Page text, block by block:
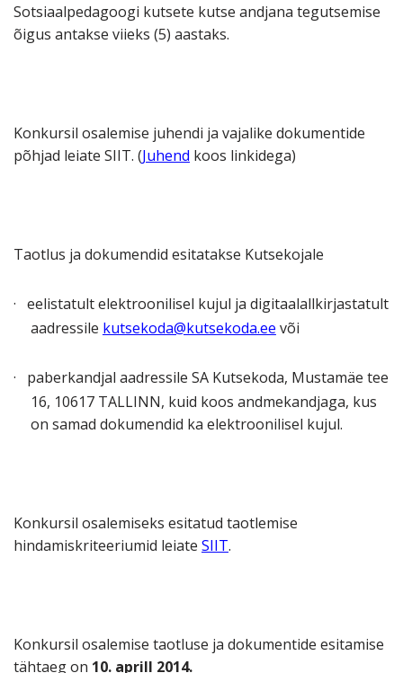
Sotsiaalpedagoogi kutsete kutse andjana tegutsemise
õigus antakse viieks (5) aastaks.
Konkursil osalemise juhendi ja vajalike dokumentide
põhjad leiate SIIT. (Juhend koos linkidega)
Taotlus ja dokumendid esitatakse Kutsekojale
· eelistatult elektroonilisel kujul ja digitaalallkirjastatult
aadressile kutsekoda@kutsekoda.ee või
·
paberkandjal aadressile SA Kutsekoda, Mustamäe tee
16, 10617 TALLINN, kuid koos andmekandjaga, kus
on samad dokumendid ka elektroonilisel kujul.
Konkursil osalemiseks esitatud taotlemise
hindamiskriteeriumid leiate SIIT.
Konkursil osalemise taotluse ja dokumentide esitamise
tähtaeg on 10. aprill 2014.